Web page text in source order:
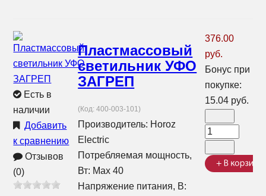
Есть в
наличии
Добавить
к сравнению
Отзывов
(0)
Пластмассовый
светильник УФО
ЗАГРЕП
(Код:400-003-101)
Производитель: Horoz
Electric
Потребляемая мощность,
Вт: Max 40
Напряжение питания, В:
376.00
руб.
Бонус при
покупке:
15.04 руб.